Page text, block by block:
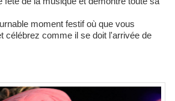
moment festif où que vous
célébrez comme il se doit l'arrivée de